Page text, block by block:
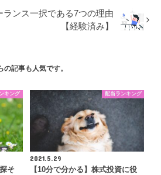
ランス一択である7つの理由
【経験済み】
の記事も人気です。
キング
そ
配当ランキング
2021.5.29
【10分で分かる】株式投資に役